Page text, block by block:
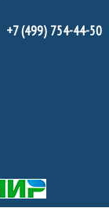
+7 (499) 754-44-50